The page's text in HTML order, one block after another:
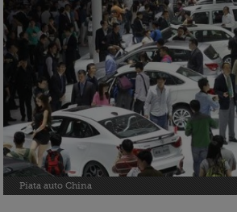
Piata auto China